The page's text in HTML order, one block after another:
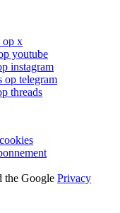
op x
youtube
instagram
op telegram
threads
the Google Privacy